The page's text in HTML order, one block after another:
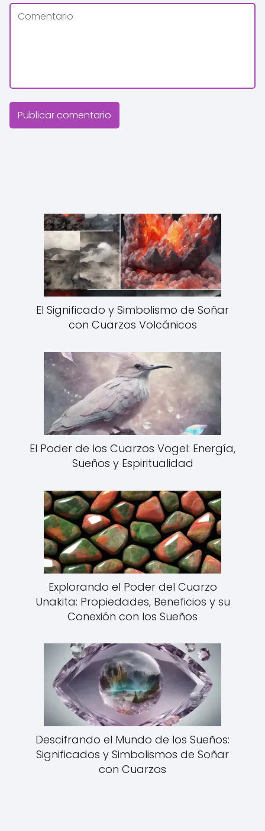
El Significado y Simbolismo de Soñar
con Cuarzos Volcánicos
El Poder de los Cuarzos Vogel: Energía,
Sueños y Espiritualidad
Explorando el Poder del Cuarzo
Unakita: Propiedades, Beneficios y su
Conexión con los Sueños
Descifrando el Mundo de los Sueños:
Significados y Simbolismos de Soñar
con Cuarzos